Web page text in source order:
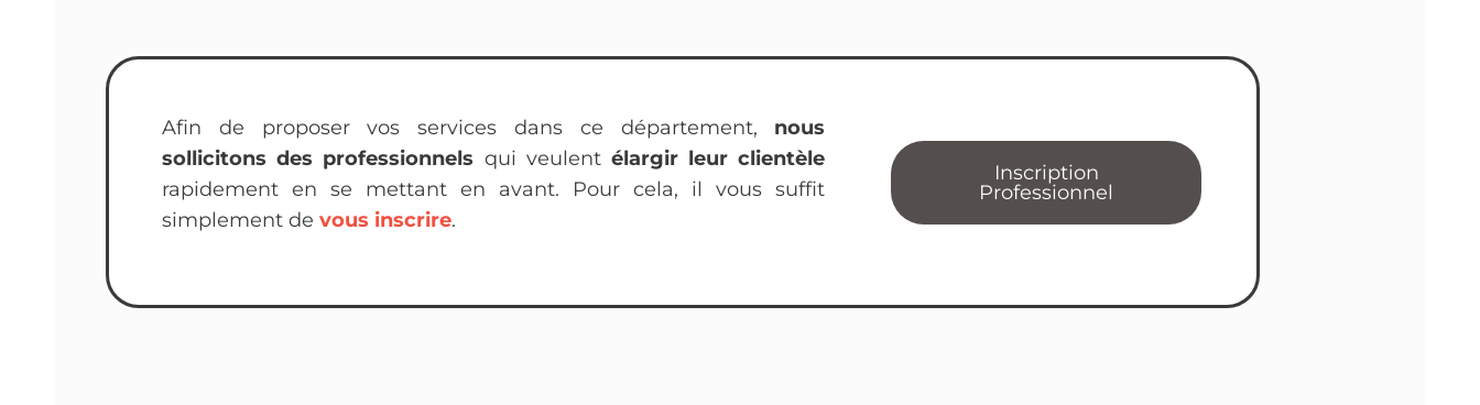
Afin de proposer vos services dans ce département, nous
sollicitons des professionnels qui veulent élargir leur clientèle
rapidement en se mettant en avant. Pour cela, il vous suffit
simplement de vous inscrire.
Inscription
Professionnel